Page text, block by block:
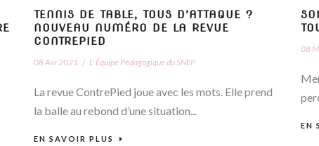
TENNIS DE TABLE, TOUS D’ATTAQUE ?
NOUVEAU NUMÉRO DE LA REVUE
CONTREPIED
08 Avr 2021 / L' Équipe Pédagogique du SNEP
La revue ContrePied joue avec les mots. Elle prend
la balle au rebond d’une situation...
EN SAVOIR PLUS
08
EN